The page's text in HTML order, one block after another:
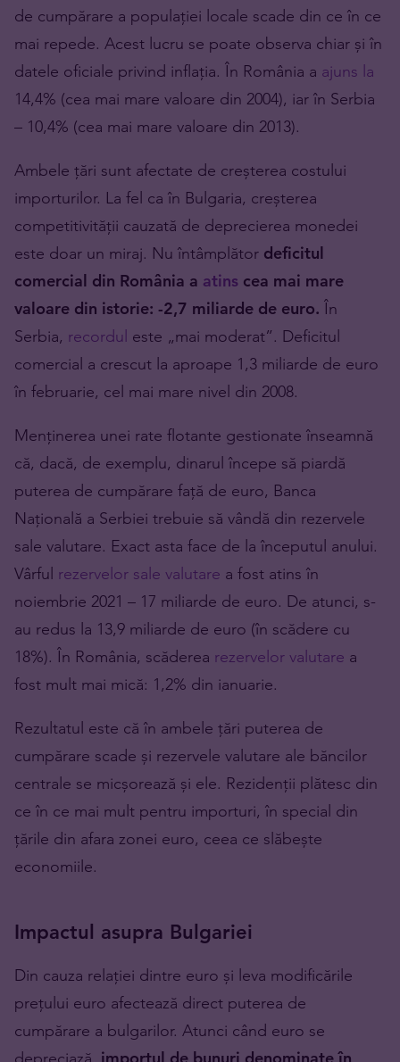
de cumpărare a populației locale scade din ce în ce
mai repede. Acest lucru se poate observa chiar și în
datele oficiale privind inflația. În România a ajuns la
14,4% (cea mai mare valoare din 2004), iar în Serbia
– 10,4% (cea mai mare valoare din 2013).
Ambele țări sunt afectate de creșterea costului
importurilor. La fel ca în Bulgaria, creșterea
competitivității cauzată de deprecierea monedei
este doar un miraj. Nu întâmplător deficitul
comercial din România a atins cea mai mare
valoare din istorie: -2,7 miliarde de euro. În
Serbia, recordul este „mai moderat”. Deficitul
comercial a crescut la aproape 1,3 miliarde de euro
în februarie, cel mai mare nivel din 2008.
Menținerea unei rate flotante gestionate înseamnă
că, dacă, de exemplu, dinarul începe să piardă
puterea de cumpărare față de euro, Banca
Națională a Serbiei trebuie să vândă din rezervele
sale valutare. Exact asta face de la începutul anului.
Vârful rezervelor sale valutare a fost atins în
noiembrie 2021 – 17 miliarde de euro. De atunci, s-
au redus la 13,9 miliarde de euro (în scădere cu
18%). În România, scăderea rezervelor valutare a
fost mult mai mică: 1,2% din ianuarie.
Rezultatul este că în ambele țări puterea de
cumpărare scade și rezervele valutare ale băncilor
centrale se micșorează și ele. Rezidenții plătesc din
ce în ce mai mult pentru importuri, în special din
țările din afara zonei euro, ceea ce slăbește
economiile.
Impactul asupra Bulgariei
Din cauza relației dintre euro și leva modificările
prețului euro afectează direct puterea de
cumpărare a bulgarilor. Atunci când euro se